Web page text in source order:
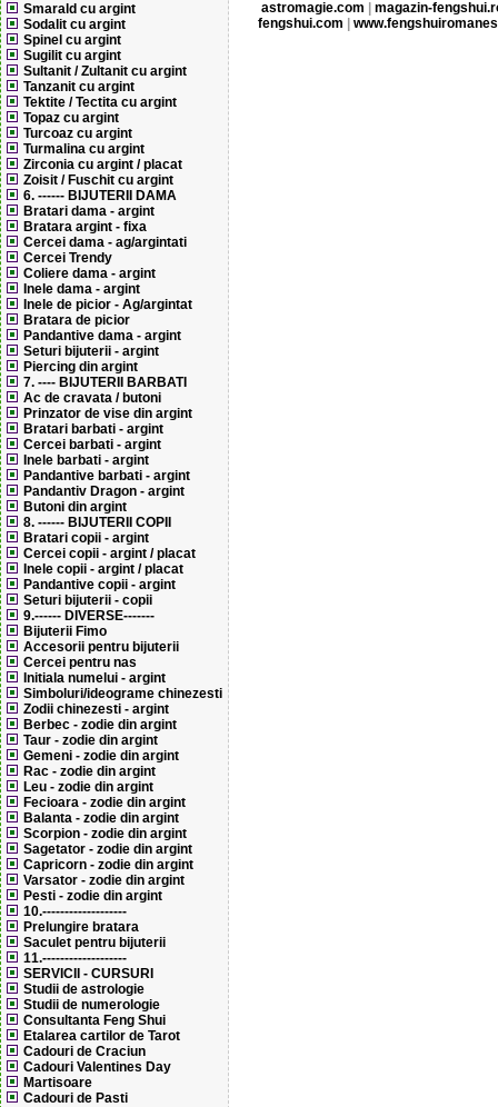
Smarald cu argint
Sodalit cu argint
Spinel cu argint
Sugilit cu argint
Sultanit / Zultanit cu argint
Tanzanit cu argint
Tektite / Tectita cu argint
Topaz cu argint
Turcoaz cu argint
Turmalina cu argint
Zirconia cu argint / placat
Zoisit / Fuschit cu argint
6. ------ BIJUTERII DAMA
Bratari dama - argint
Bratara argint - fixa
Cercei dama - ag/argintati
Cercei Trendy
Coliere dama - argint
Inele dama - argint
Inele de picior - Ag/argintat
Bratara de picior
Pandantive dama - argint
Seturi bijuterii - argint
Piercing din argint
7. ---- BIJUTERII BARBATI
Ac de cravata / butoni
Prinzator de vise din argint
Bratari barbati - argint
Cercei barbati - argint
Inele barbati - argint
Pandantive barbati - argint
Pandantiv Dragon - argint
Butoni din argint
8. ------ BIJUTERII COPII
Bratari copii - argint
Cercei copii - argint / placat
Inele copii - argint / placat
Pandantive copii - argint
Seturi bijuterii - copii
9.------ DIVERSE-------
Bijuterii Fimo
Accesorii pentru bijuterii
Cercei pentru nas
Initiala numelui - argint
Simboluri/ideograme chinezesti
Zodii chinezesti - argint
Berbec - zodie din argint
Taur - zodie din argint
Gemeni - zodie din argint
Rac - zodie din argint
Leu - zodie din argint
Fecioara - zodie din argint
Balanta - zodie din argint
Scorpion - zodie din argint
Sagetator - zodie din argint
Capricorn - zodie din argint
Varsator - zodie din argint
Pesti - zodie din argint
10.-------------------
Prelungire bratara
Saculet pentru bijuterii
11.-------------------
SERVICII - CURSURI
Studii de astrologie
Studii de numerologie
Consultanta Feng Shui
Etalarea cartilor de Tarot
Cadouri de Craciun
Cadouri Valentines Day
Martisoare
Cadouri de Pasti
astromagie.com
magazin-
fengshui.com